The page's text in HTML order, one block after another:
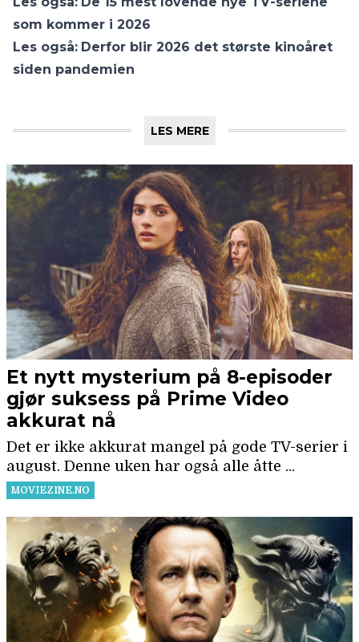
som kommer i 2026
Les også: Derfor blir 2026 det største kinoåret
siden pandemien
LES MERE